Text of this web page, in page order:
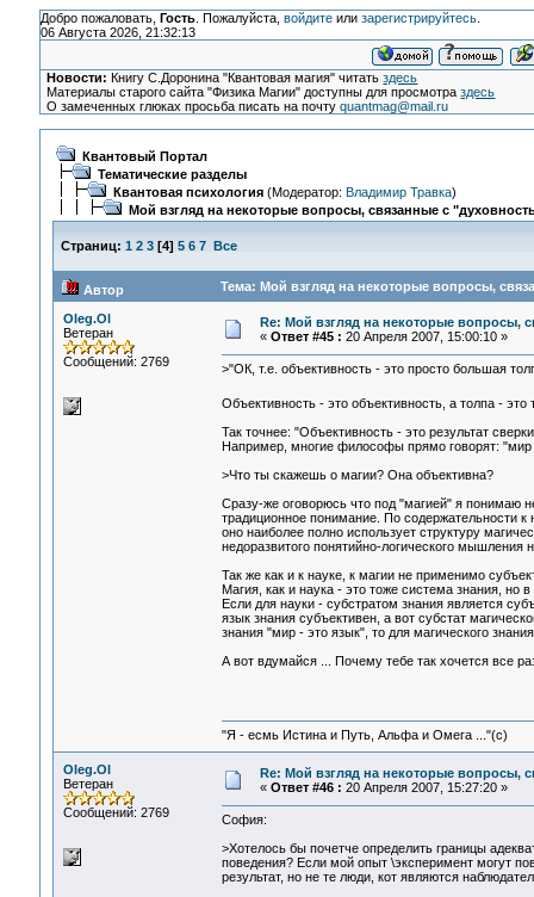
Добро пожаловать, Гость. Пожалуйста, войдитеили зарегистрируйтесь.
06 Августа 2026, 21:32:13
Новости: Книгу С.Доронина "Квантовая магия" читатьздесь
Материалы старого сайта "Физика Магии" доступны для просмотраздесь
О замеченных глюках просьба писать на почтуquantmag@mail.ru
Квантовый Портал
Тематические разделы
Квантовая психология(Модератор: Владимир Травка)
Мой взгляд на некоторые вопросы, связанные с
Страниц: 1 2 3[4] 5 6 7 Все
Автор Тема: Мой взгляд на некоторые вопросы,
Oleg.Ol
Ветеран
Сообщений: 2769
Re: Мой взгляд на некоторые вопросы,
« Ответ #45 : 20 Апреля 2007, 15:00:10 »
>"ОК, т.е. объективность - это просто большая
Объективность - это объективность, а толпа - это
Так точнее: "Объективность - это результат
Например, многие философы прямо говорят: "мир
>Что ты скажешь о магии? Она объективна?
Сразу-же оговорюсь что под "магией" я понимаю
традиционное понимание. По содержательности к
оно наиболее полно использует структуру
недоразвитого понятийно-логического мышления
Так же как и к науке, к магии не применимо
Магия, как и наука - это тоже система знания, но
Если для науки - субстратом знания является
язык знания субъективен, а вот субстат
знания "мир - это язык", то для магического
А вот вдумайся ... Почему тебе так хочется все
"Я - есмь Истина и Путь, Альфа и Омега ..."(с)
Oleg.Ol
Ветеран
Сообщений: 2769
Re: Мой взгляд на некоторые вопросы,
« Ответ #46 : 20 Апреля 2007, 15:27:20 »
София:
>Хотелось бы почетче определить границы
поведения? Если мой опыт \эксперимент могут
результат, но не те люди, кот являются